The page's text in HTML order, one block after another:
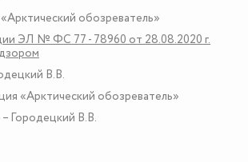
обозреватель»
ЭЛ № ФС 77 - 78960 от 28.08.2020 г.
В.В.
«Арктический обозреватель»
Городецкий В.В.